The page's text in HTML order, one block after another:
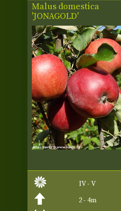
Malus domestica
'JONAGOLD'
IV - V
2 - 4m